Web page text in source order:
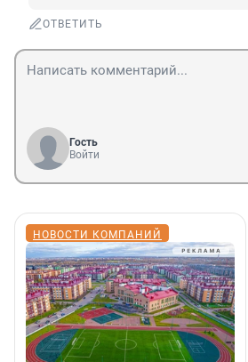
ОТВЕТИТЬ
Гость
Войти
НОВОСТИ КОМПАНИЙ